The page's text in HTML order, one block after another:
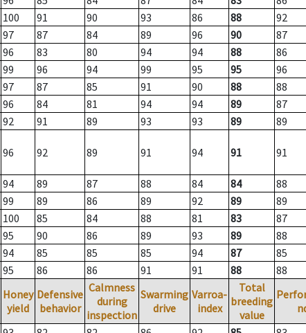
100 91 90 93 86 88
92
97 87 84 89 96 90
87
96 83 80 94 94 88
86
99 96 94 99 95 95
96
97 87 85 91 90 88
88
96 84 81 94 94 89
87
92 91 89 93 93 89 89
96 92 89 91 94 91 91
94 89 87 88 84 84
88
99 89 86 89 92 89
89
100 85 84 88 81 83
87
95 90 86 89 93 89
88
94 85 85 85 94 87
85
95 86 86 91 91 88 88
Honey
yield
Defensive
behavior
Calmness
during
inspection
Swarming
drive
Varroa-
index
Total
breeding
value